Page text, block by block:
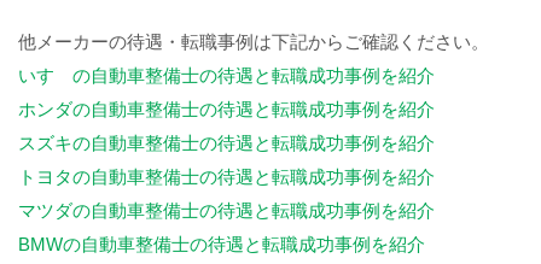
他メーカーの待遇・転職事例は下記からご確認ください。
いすゞの自動車整備士の待遇と転職成功事例を紹介
ホンダの自動車整備士の待遇と転職成功事例を紹介
スズキの自動車整備士の待遇と転職成功事例を紹介
トヨタの自動車整備士の待遇と転職成功事例を紹介
マツダの自動車整備士の待遇と転職成功事例を紹介
BMWの自動車整備士の待遇と転職成功事例を紹介